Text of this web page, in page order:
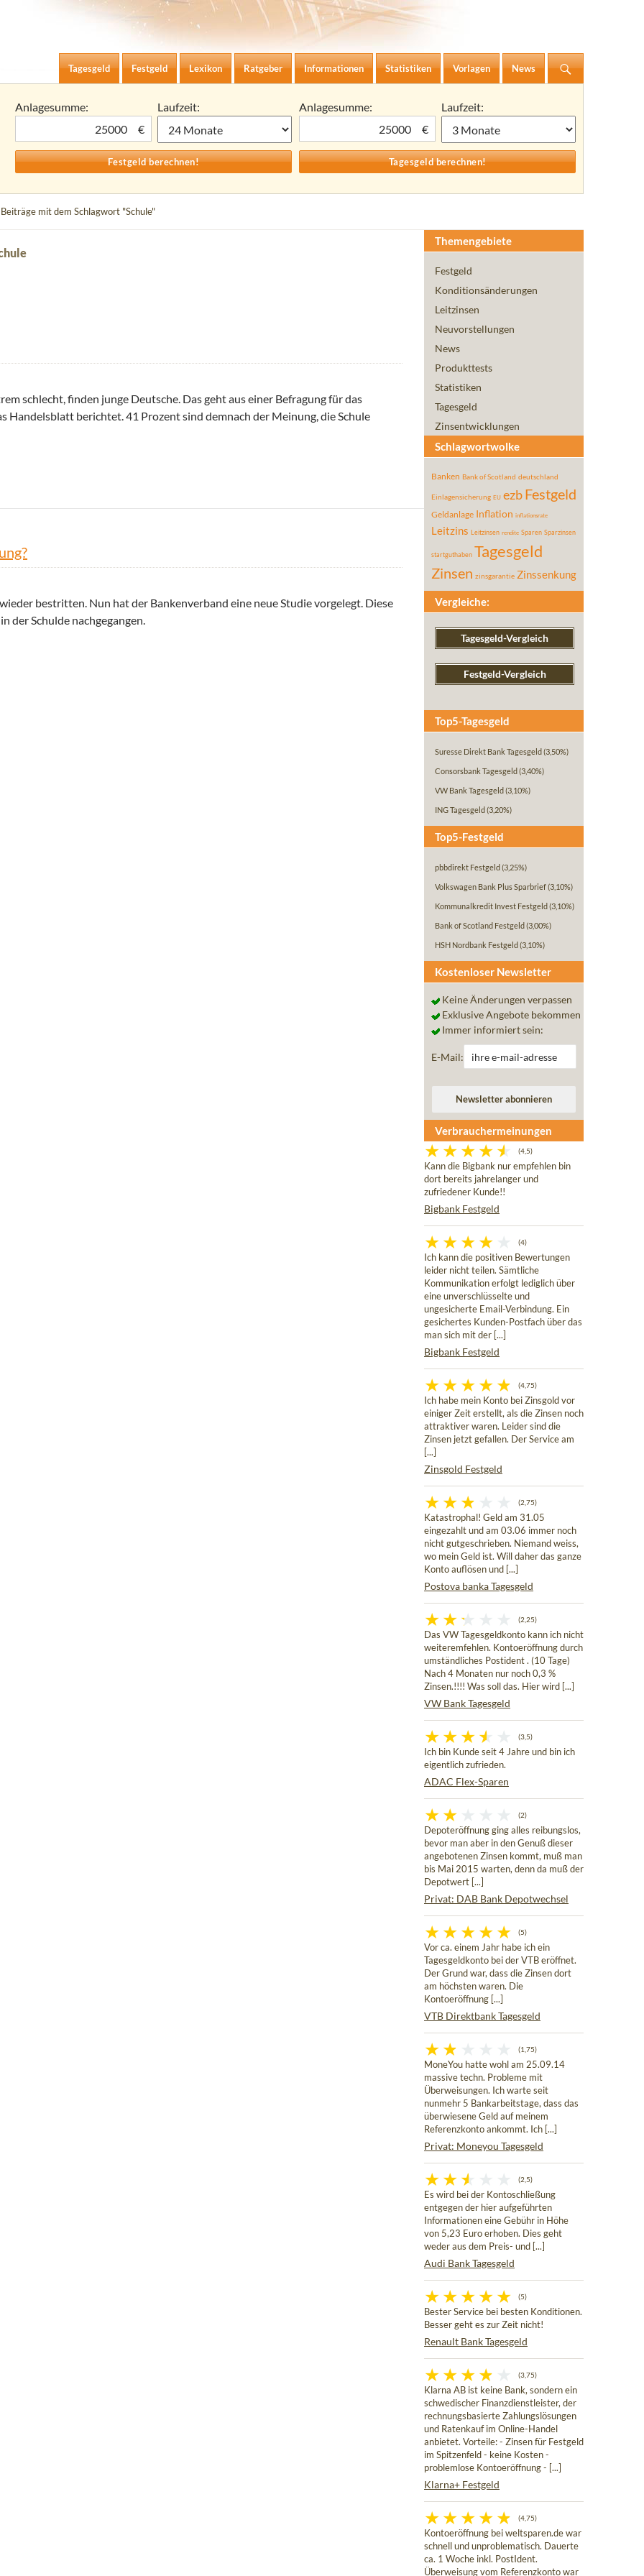
Zinsen berechnen
Zum Inhalt springen
Tagesgeld
Festgeld Lexikon Ratgeber Informationen Statistiken Vorlagen News
Anlagesumme:
€
Laufzeit:
Anlagesumme:
€
Laufzeit:
Beiträge mit dem Schlagwort "Schule"
schlecht, finden junge Deutsche. Das geht aus einer Befragung für das
berichtet. 41 Prozent sind demnach der Meinung, die Schule
bestritten. Nun hat der Bankenverband eine neue Studie vorgelegt. Diese
der Schulde nachgegangen.
Themengebiete
Festgeld
Konditionsänderungen
Leitzinsen
Neuvorstellungen
News
Produkttests
Statistiken
Tagesgeld
Zinsentwicklungen
Schlagwortwolke
Banken Bank of Scotland deutschland
Einlagensicherung EU ezbFestgeld
Geldanlage Inflation inflationsrate
Leitzins Leitzinsen rendite Sparen Sparzinsen
startguthaben Tagesgeld
Zinsen zinsgarantie Zinssenkung
Vergleiche:
Tagesgeld-Vergleich
Festgeld-Vergleich
Top5-Tagesgeld
Suresse Direkt Bank Tagesgeld (3,50%)
Consorsbank Tagesgeld (3,40%)
VW Bank Tagesgeld (3,10%)
ING Tagesgeld (3,20%)
Top5-Festgeld
pbbdirekt Festgeld (3,25%)
Volkswagen Bank Plus Sparbrief(3,10%)
Kommunalkredit Invest Festgeld (3,10%)
Bank of Scotland Festgeld (3,00%)
HSH Nordbank Festgeld (3,10%)
Kostenloser Newsletter
Keine Änderungen verpassen
Exklusive Angebote bekommen
Immer informiert sein:
E-Mail:
Verbrauchermeinungen
(4,5)
Kann die Bigbank nur empfehlen bin
dort bereits jahrelanger und
zufriedener Kunde!!
Bigbank Festgeld
(4)
Ich kann die positiven Bewertungen
leider nicht teilen. Sämtliche
Kommunikation erfolgt lediglich über
eine unverschlüsselte und
ungesicherte Email-Verbindung. Ein
gesichertes Kunden-Postfach über das
man sich mit der [...]
Bigbank Festgeld
(4,75)
Ich habe mein Konto bei Zinsgold vor
einiger Zeit erstellt, als die Zinsen noch
attraktiver waren. Leider sind die
Zinsen jetzt gefallen. Der Service am
[...]
Zinsgold Festgeld
(2,75)
Katastrophal! Geld am 31.05
eingezahlt und am 03.06 immer noch
nicht gutgeschrieben. Niemand weiss,
wo mein Geld ist. Will daher das ganze
Konto auflösen und [...]
Postova banka Tagesgeld
(2,25)
Das VW Tagesgeldkonto kann ich nicht
weiteremfehlen. Kontoeröffnung durch
umständliches Postident . (10 Tage)
Nach 4 Monaten nur noch 0,3 %
Zinsen.!!!! Was soll das. Hier wird [...]
VW Bank Tagesgeld
(3,5)
Ich bin Kunde seit 4 Jahre und bin ich
eigentlich zufrieden.
ADAC Flex-Sparen
(2)
Depoteröffnung ging alles reibungslos,
bevor man aber in den Genuß dieser
angebotenen Zinsen kommt, muß man
bis Mai 2015 warten, denn da muß der
Depotwert [...]
Privat: DAB Bank Depotwechsel
(5)
Vor ca. einem Jahr habe ich ein
Tagesgeldkonto bei der VTB eröffnet.
Der Grund war, dass die Zinsen dort
am höchsten waren. Die
Kontoeröffnung [...]
VTB Direktbank Tagesgeld
(1,75)
MoneYou hatte wohl am 25.09.14
massive techn. Probleme mit
Überweisungen. Ich warte seit
nunmehr 5 Bankarbeitstage, dass das
überwiesene Geld auf meinem
Referenzkonto ankommt. Ich [...]
Privat: Moneyou Tagesgeld
(2,5)
Es wird bei der Kontoschließung
entgegen der hier aufgeführten
Informationen eine Gebühr in Höhe
von 5,23 Euro erhoben. Dies geht
weder aus dem Preis- und [...]
Audi Bank Tagesgeld
(5)
Bester Service bei besten Konditionen.
Besser geht es zur Zeit nicht!
Renault Bank Tagesgeld
(3,75)
Klarna AB ist keine Bank, sondern ein
schwedischer Finanzdienstleister, der
rechnungsbasierte Zahlungslösungen
und Ratenkauf im Online-Handel
anbietet. Vorteile: - Zinsen für Festgeld
im Spitzenfeld - keine Kosten -
problemlose Kontoeröffnung - [...]
Klarna+ Festgeld
(4,75)
Kontoeröffnung bei weltsparen.de war
schnell und unproblematisch. Dauerte
ca. 1 Woche inkl. PostIdent.
Überweisung vom Referenzkonto war